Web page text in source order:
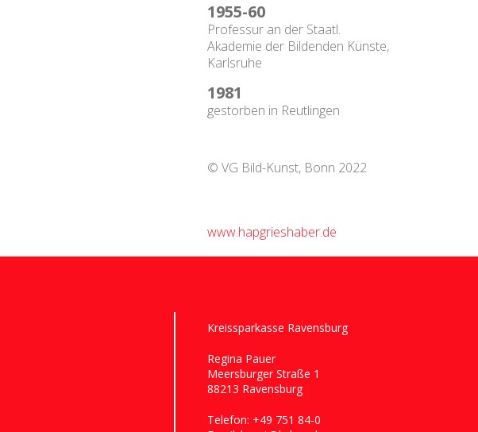
1955-60
Professur an der Staatl.
Akademie der Bildenden Künste,
Karlsruhe
1981
gestorben in Reutlingen
© VG Bild-Kunst, Bonn 2022
www.hapgrieshaber.de
Kreissparkasse Ravensburg
Regina Pauer
Meersburger Straße 1
88213 Ravensburg
Telefon: +49 751 84-0